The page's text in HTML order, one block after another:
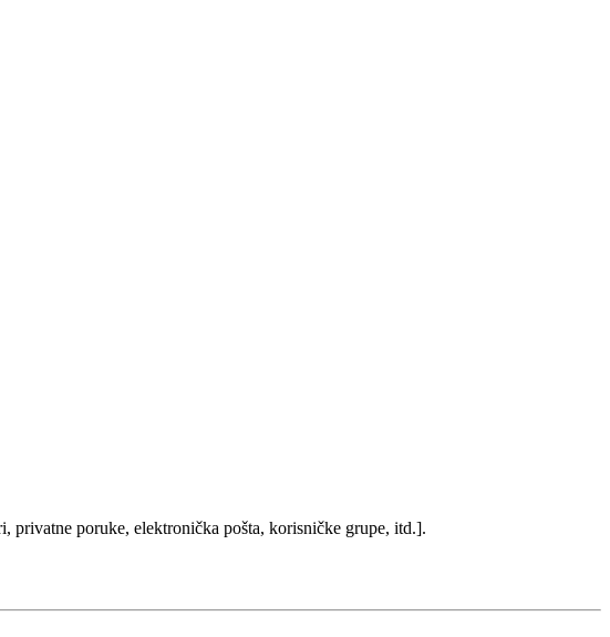
privatne poruke, elektronička pošta, korisničke grupe, itd.].